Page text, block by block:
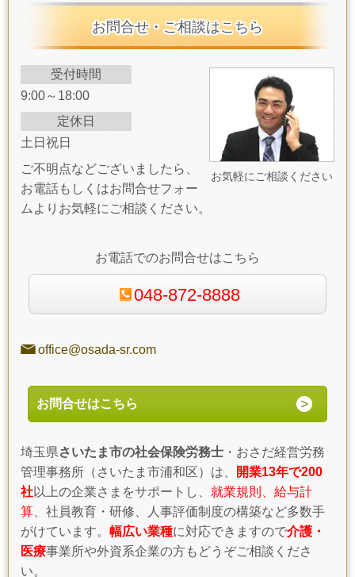
お問合せ・ご相談はこちら
お気軽にご相談ください
受付時間
9:00～18:00
定休日
土日祝日
ご不明点などございましたら、
お電話もしくはお問合せフォー
ムよりお気軽にご相談ください。
お電話でのお問合せはこちら
048-872-8888
office@osada-sr.com
お問合せはこちら
埼玉県さいたま市の社会保険労務士 ・おさだ経営労務
管理事務所（さいたま市浦和区）は、
開業13年で200
社以上の企業さまをサポートし、 就業規則、給与計
算 、社員教育・研修、人事評価制度の構築など多数手
がけています。 幅広い業種に対応できますので介護・
医療事業所や外資系企業の方もどうぞご相談くださ
い。